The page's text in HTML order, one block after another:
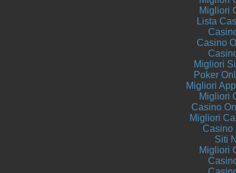
Migliori
Lista
Casino
Migliori
Poker
Migliori
Migliori
Casino
Migliori
Casino
Siti
Migliori